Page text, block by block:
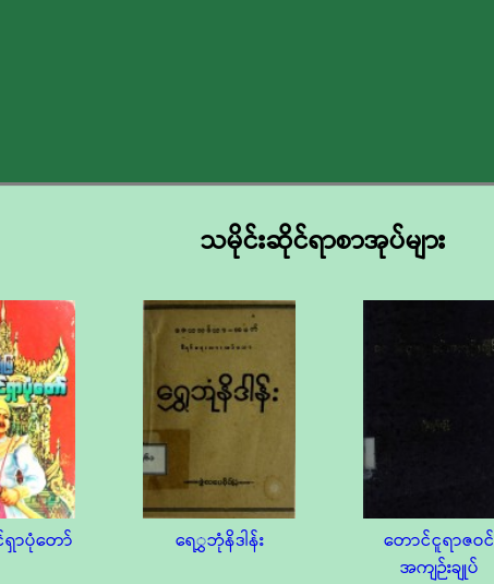
သမိုင်းဆိုင်ရာစာအုပ်များ
ာပုံတော် ရေွှဘုံနိဒါန်း
တောင်ငူရာဇဝင်
အကျဉ်းချုပ်